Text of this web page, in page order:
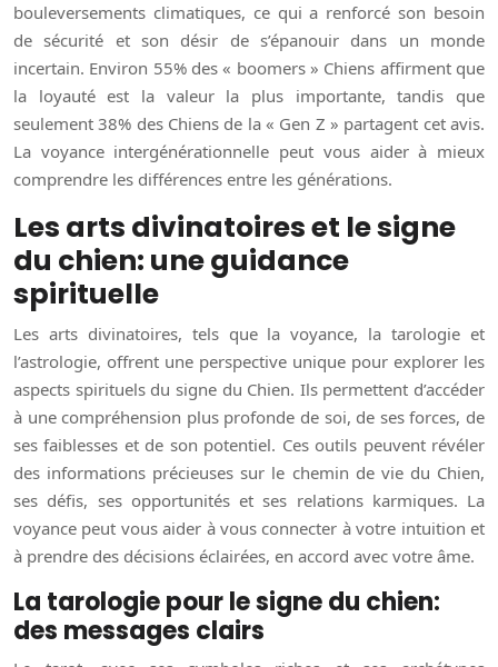
bouleversements climatiques, ce qui a renforcé son besoin
de sécurité et son désir de s’épanouir dans un monde
incertain. Environ 55% des « boomers » Chiens affirment que
la loyauté est la valeur la plus importante, tandis que
seulement 38% des Chiens de la « Gen Z » partagent cet avis.
La voyance intergénérationnelle peut vous aider à mieux
comprendre les différences entre les générations.
Les arts divinatoires et le signe
du chien: une guidance
spirituelle
Les arts divinatoires, tels que la voyance, la tarologie et
l’astrologie, offrent une perspective unique pour explorer les
aspects spirituels du signe du Chien. Ils permettent d’accéder
à une compréhension plus profonde de soi, de ses forces, de
ses faiblesses et de son potentiel. Ces outils peuvent révéler
des informations précieuses sur le chemin de vie du Chien,
ses défis, ses opportunités et ses relations karmiques. La
voyance peut vous aider à vous connecter à votre intuition et
à prendre des décisions éclairées, en accord avec votre âme.
La tarologie pour le signe du chien:
des messages clairs